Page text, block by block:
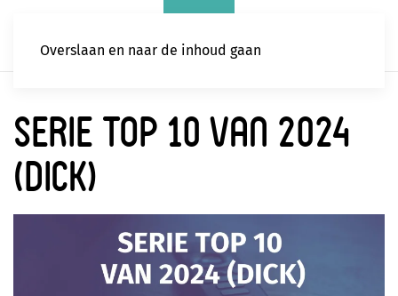
Overslaan en naar de inhoud gaan
Serie top 10 van 2024
(Dick)